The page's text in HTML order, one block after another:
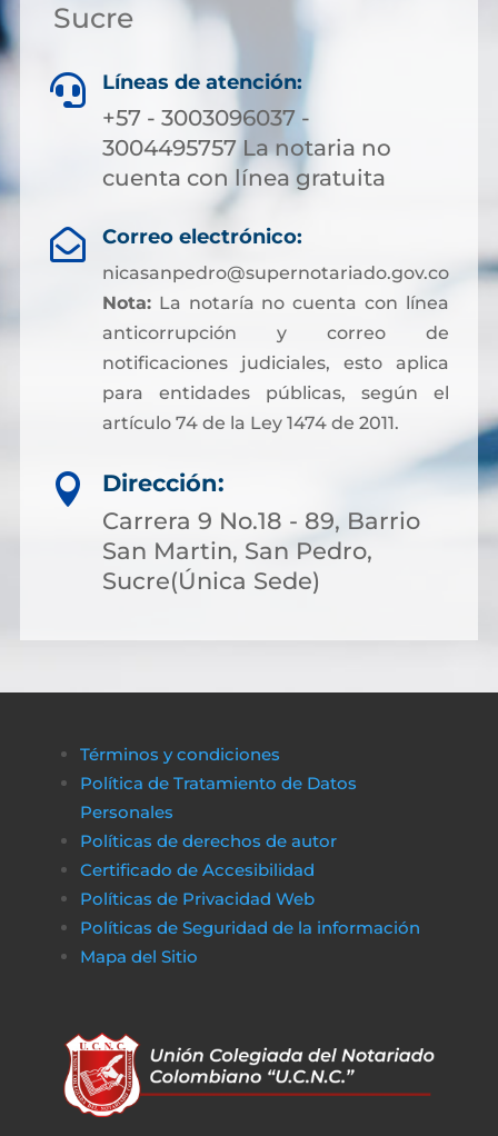
Sucre
 Líneas de atención:
+57 - 3003096037 -
3004495757 La notaria no
cuenta con línea gratuita
 Correo electrónico:
nicasanpedro@supernotariado.gov.co
Nota:La notaría no cuenta con línea
anticorrupción y correo de
notificaciones judiciales, esto aplica
para entidades públicas, según el
artículo 74 de la Ley 1474 de 2011.

Dirección:
Carrera 9 No.18 - 89, Barrio
San Martin, San Pedro,
Sucre(Única Sede)
Términos y condiciones
Política de Tratamiento de Datos
Personales
Políticas de derechos de autor
Certificado de Accesibilidad
Políticas de Privacidad Web
Políticas de Seguridad de la información
Mapa del Sitio